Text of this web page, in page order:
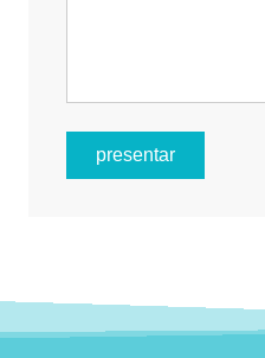
presentar